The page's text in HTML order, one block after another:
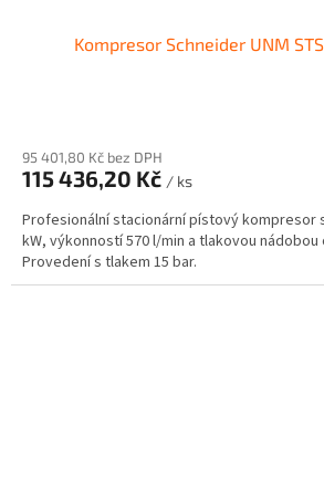
Kompresor Schneider UNM
95 401,80 Kč bez DPH
115 436,20 Kč / ks
Profesionální stacionární pístový kompresor
kW, výkonností 570 l/min a tlakovou nádobou
Provedení s tlakem 15 bar.